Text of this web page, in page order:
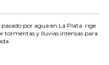
pasado por agua en La Plata: rige
tormentas y lluvias intensas para